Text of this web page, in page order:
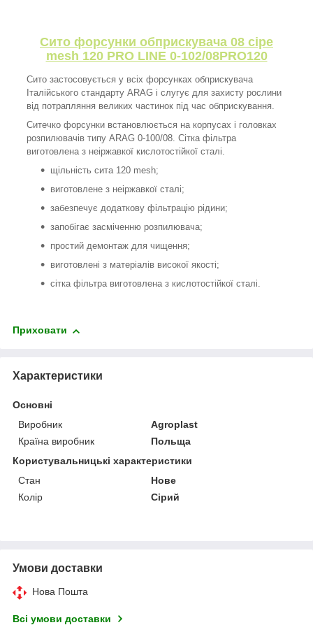
Сито форсунки обприскувача 08 сіре
mesh 120 PRO LINE 0-102/08PRO120
Сито застосовується у всіх форсунках обприскувача
Італійського стандарту ARAG і слугує для захисту рослини
від потрапляння великих частинок під час обприскування.
Ситечко форсунки встановлюється на корпусах і головках
розпилювачів типу ARAG 0-100/08. Сітка фільтра
виготовлена з неіржавкої кислотостійкої сталі.
щільність сита 120 mesh;
виготовлене з неіржавкої сталі;
забезпечує додаткову фільтрацію рідини;
запобігає засміченню розпилювача;
простий демонтаж для чищення;
виготовлені з матеріалів високої якості;
сітка фільтра виготовлена з кислотостійкої сталі.
Приховати
Характеристики
Основні
Виробник
Agroplast
Країна виробник
Польща
Користувальницькі характеристики
Стан
Нове
Колір
Сірий
Умови доставки
Нова Пошта
Всі умови доставки